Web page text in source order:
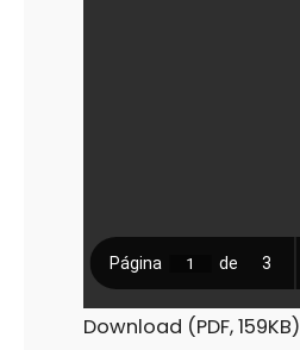
Download (PDF, 159KB)